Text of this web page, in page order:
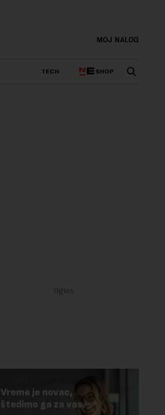
MOJ NALOG
TECH SHOP
Vreme je novac,
štedimo ga za vas.